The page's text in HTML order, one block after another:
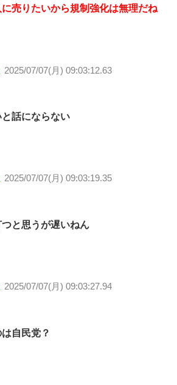
売りたいから規制強化は無理だね
2025/07/07(月) 09:03:12.63
話にならない
2025/07/07(月) 09:03:19.35
と思うが遅いねん
2025/07/07(月) 09:03:27.94
自民党？